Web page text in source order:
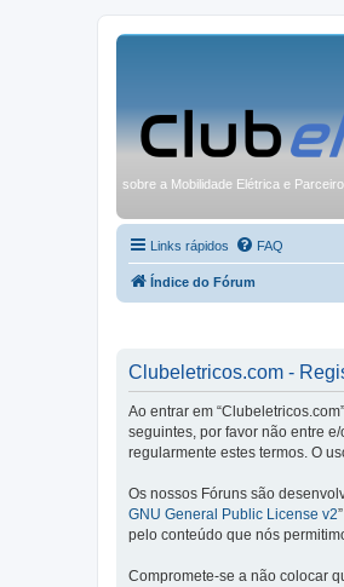
sobre a Mobilidade Elétrica e
Links rápidos FAQ
Índice do Fórum
Clubeletricos.com -
Ao entrar em
seguintes, por favor não entre
regularmente estes termos. O
Os nossos Fóruns são
GNU General Public License v2
pelo conteúdo que nós
Compromete-se a não colocar